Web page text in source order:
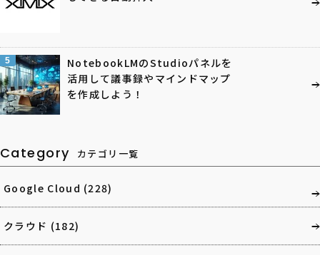
5
NotebookLMのStudioパネルを
活用して議事録やマインドマップ
を作成しよう！
Category カテゴリ一覧
Google Cloud (228)
クラウド (182)